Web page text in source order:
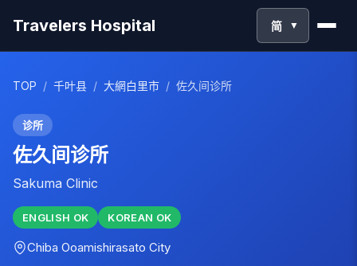
Travelers Hospital 简 ▼
TOP / 千叶县 / 大網白里市 / 佐久间诊所
诊所
佐久间诊所
Sakuma Clinic
ENGLISH OK KOREAN OK
Chiba Ooamishirasato City